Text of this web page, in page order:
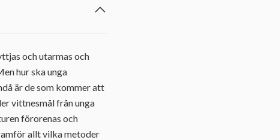
och utarmas och
hur ska unga
är de som kommer att
vittnesmål från unga
förorenas och
allt vilka metoder